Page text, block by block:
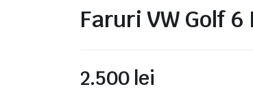
Faruri VW Golf 6
2.500 lei